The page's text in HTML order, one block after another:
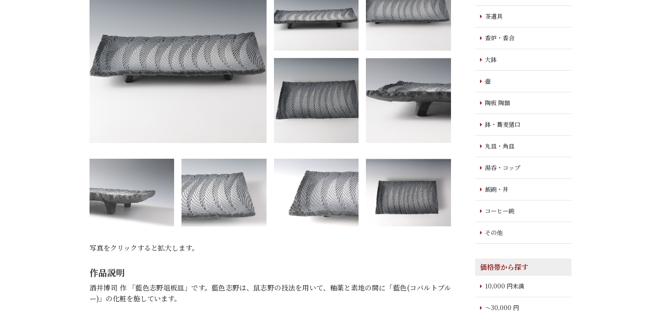
写真をクリックすると拡大します。
作品説明
酒井博司 作 「藍色志野俎板皿」です。藍色志野は、鼠志野の技法を用いて、釉薬と素地の間に「藍色(コバルトブル
ー)」の化粧を施しています。
茶道具
香炉・香合
大鉢
壺
陶板 陶額
鉢・蕎麦猪口
丸皿・角皿
湯呑・コップ
飯碗・丼
コーヒー碗
その他
価格帯から探す
10,000 円未満
～30,000 円